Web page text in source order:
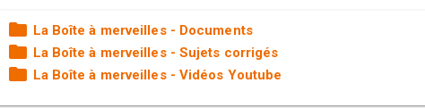
La Boîte à merveilles - Documents
La Boîte à merveilles - Sujets corrigés
La Boîte à merveilles - Vidéos Youtube